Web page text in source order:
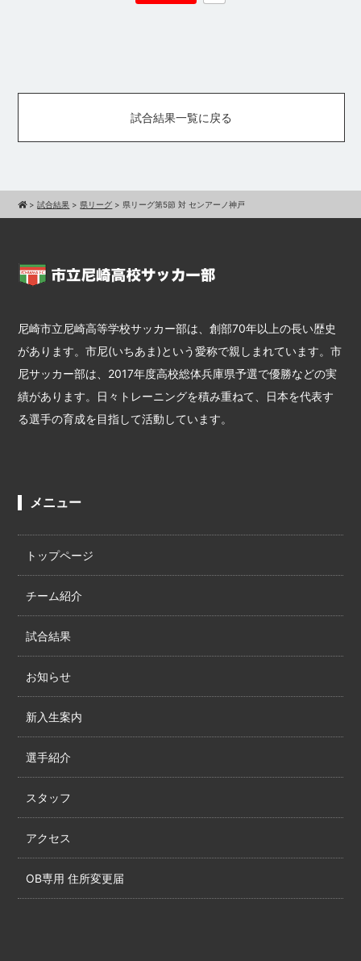
試合結果一覧に戻る
>試合結果 > 県リーグ > 県リーグ第5節 対 センアーノ神戸
尼崎市立尼崎高等学校サッカー部は、創部70年以上の長い歴史
があります。市尼(いちあま)という愛称で親しまれています。市
尼サッカー部は、2017年度高校総体兵庫県予選で優勝などの実
績があります。日々トレーニングを積み重ねて、日本を代表す
る選手の育成を目指して活動しています。
メニュー
トップページ
チーム紹介
試合結果
お知らせ
新入生案内
選手紹介
スタッフ
アクセス
OB専用 住所変更届